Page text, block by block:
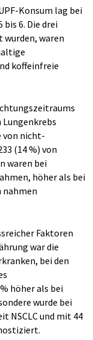
Konsum lag bei
6. Die drei
waren
koffeinfreie
Lungenkrebs
von nicht-
(14 %) von
waren bei
höher als bei
nahmen
Faktoren
war die
bei den
höher als bei
wurde bei
NSCLC und mit 44